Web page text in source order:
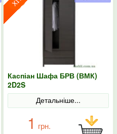
Каспіан Шафа БРВ (ВМК)
2D2S
Детальніше...
1 грн.